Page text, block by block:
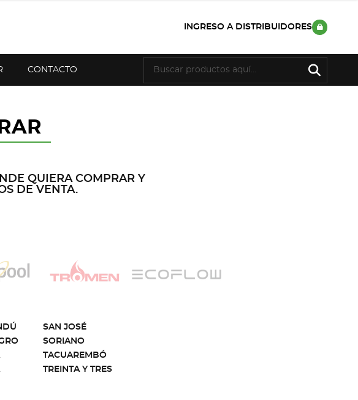
INGRESO A DISTRIBUIDORES
CONTACTO
QUIERA COMPRAR Y
DE VENTA.
SAN JOSÉ
SORIANO
TACUAREMBÓ
TREINTA Y TRES